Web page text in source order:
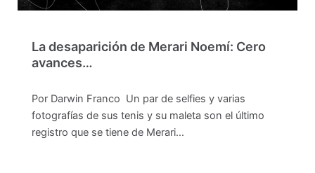
La desaparición de Merari Noemí: Cero
avances…
Por Darwin Franco Un par de selfies y varias
fotografías de sus tenis y su maleta son el último
registro que se tiene de Merari…